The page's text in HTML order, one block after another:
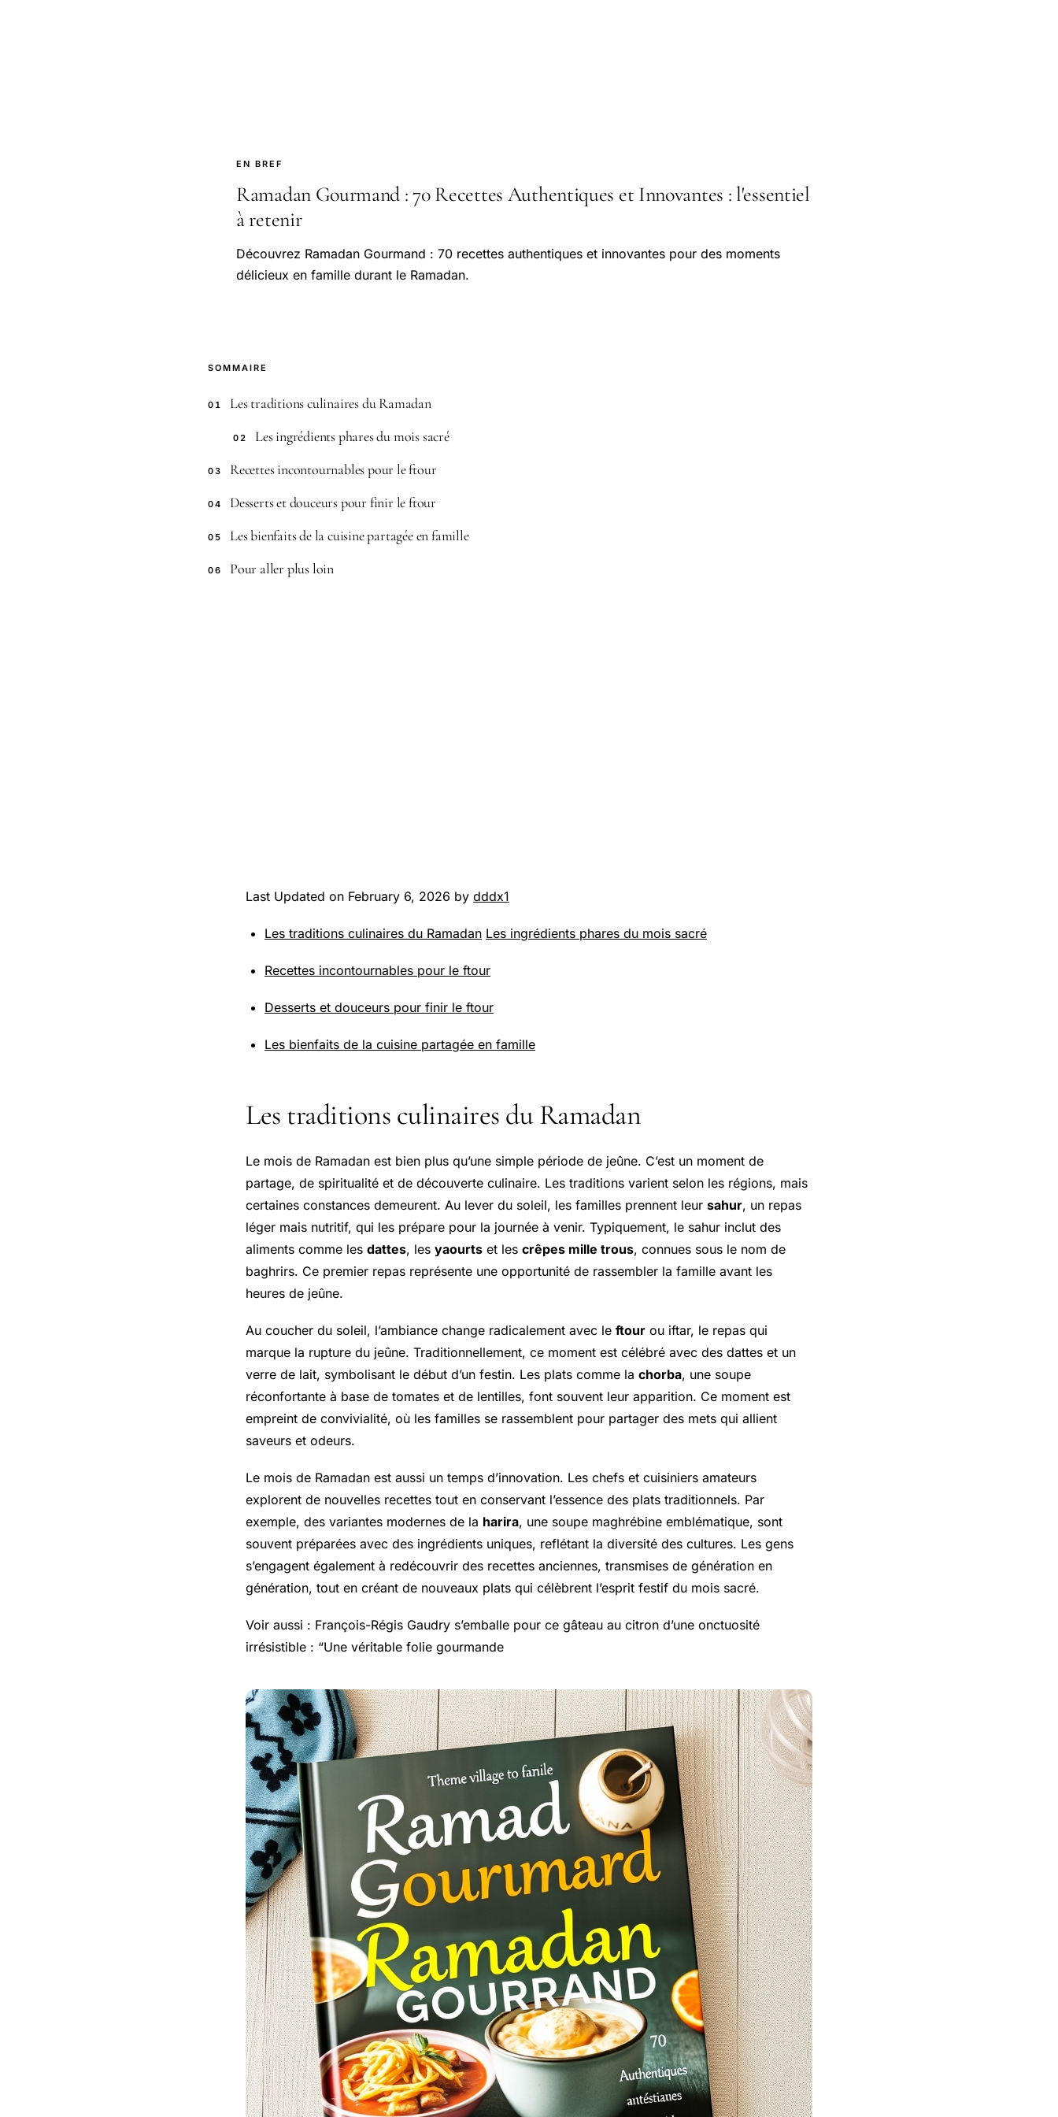
EN BREF
Ramadan Gourmand : 70 Recettes Authentiques et Innovantes : l'essentiel
à retenir
Découvrez Ramadan Gourmand : 70 recettes authentiques et innovantes pour des moments
délicieux en famille durant le Ramadan.
SOMMAIRE
01 Les traditions culinaires du Ramadan
02 Les ingrédients phares du mois sacré
03 Recettes incontournables pour le ftour
04 Desserts et douceurs pour finir le ftour
05 Les bienfaits de la cuisine partagée en famille
06 Pour aller plus loin
Last Updated on February 6, 2026 by dddx1
Les traditions culinaires du Ramadan Les ingrédients phares du mois sacré
Recettes incontournables pour le ftour
Desserts et douceurs pour finir le ftour
Les bienfaits de la cuisine partagée en famille
Les traditions culinaires du Ramadan
Le mois de Ramadan est bien plus qu’une simple période de jeûne. C’est un moment de
partage, de spiritualité et de découverte culinaire. Les traditions varient selon les régions, mais
certaines constances demeurent. Au lever du soleil, les familles prennent leur sahur, un repas
léger mais nutritif, qui les prépare pour la journée à venir. Typiquement, le sahur inclut des
aliments comme les dattes, les yaourts et les crêpes mille trous, connues sous le nom de
baghrirs. Ce premier repas représente une opportunité de rassembler la famille avant les
heures de jeûne.
Au coucher du soleil, l’ambiance change radicalement avec le ftour ou iftar, le repas qui
marque la rupture du jeûne. Traditionnellement, ce moment est célébré avec des dattes et un
verre de lait, symbolisant le début d’un festin. Les plats comme la chorba, une soupe
réconfortante à base de tomates et de lentilles, font souvent leur apparition. Ce moment est
empreint de convivialité, où les familles se rassemblent pour partager des mets qui allient
saveurs et odeurs.
Le mois de Ramadan est aussi un temps d’innovation. Les chefs et cuisiniers amateurs
explorent de nouvelles recettes tout en conservant l’essence des plats traditionnels. Par
exemple, des variantes modernes de la harira, une soupe maghrébine emblématique, sont
souvent préparées avec des ingrédients uniques, reflétant la diversité des cultures. Les gens
s’engagent également à redécouvrir des recettes anciennes, transmises de génération en
génération, tout en créant de nouveaux plats qui célèbrent l’esprit festif du mois sacré.
Voir aussi : François-Régis Gaudry s’emballe pour ce gâteau au citron d’une onctuosité
irrésistible : “Une véritable folie gourmande